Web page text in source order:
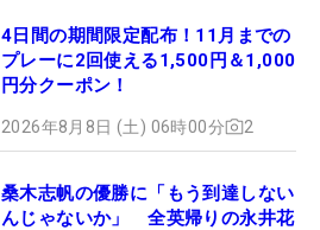
4日間の期間限定配布！11月までの
プレーに2回使える1,500円＆1,000
円分クーポン！
2026年8月8日 (土) 06時00分 2
桑木志帆の優勝に「もう到達しない
んじゃないか」 全英帰りの永井花